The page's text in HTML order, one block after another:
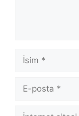
İsim
posta
İnternet